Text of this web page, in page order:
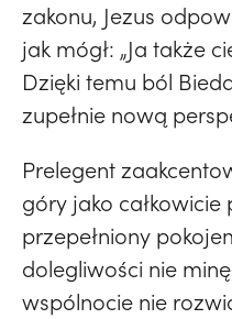
zakonu, Jezus
jak mógł: „Ja także
Dzięki temu ból
zupełnie nową
Prelegent
góry jako całkowicie
przepełniony
dolegliwości nie
wspólnocie nie